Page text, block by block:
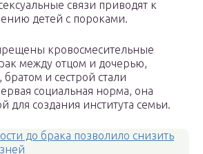
связи приводят к
детей с пороками.
кровосмесительные
между отцом и дочерью,
и сестрой стали
социальная норма, она
для создания института семьи.